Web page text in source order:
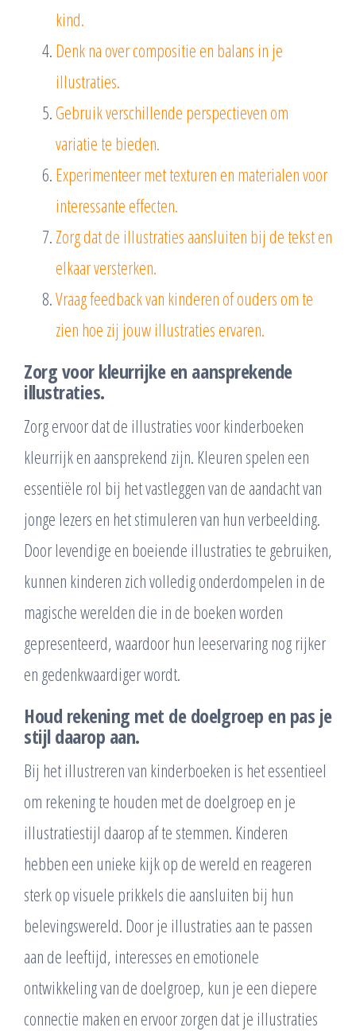
kind.
Denk na over compositie en balans in je
illustraties.
Gebruik verschillende perspectieven om
variatie te bieden.
Experimenteer met texturen en materialen voor
interessante effecten.
Zorg dat de illustraties aansluiten bij de tekst en
elkaar versterken.
Vraag feedback van kinderen of ouders om te
zien hoe zij jouw illustraties ervaren.
Zorg voor kleurrijke en aansprekende
illustraties.
Zorg ervoor dat de illustraties voor kinderboeken
kleurrijk en aansprekend zijn. Kleuren spelen een
essentiële rol bij het vastleggen van de aandacht van
jonge lezers en het stimuleren van hun verbeelding.
Door levendige en boeiende illustraties te gebruiken,
kunnen kinderen zich volledig onderdompelen in de
magische werelden die in de boeken worden
gepresenteerd, waardoor hun leeservaring nog rijker
en gedenkwaardiger wordt.
Houd rekening met de doelgroep en pas je
stijl daarop aan.
Bij het illustreren van kinderboeken is het essentieel
om rekening te houden met de doelgroep en je
illustratiestijl daarop af te stemmen. Kinderen
hebben een unieke kijk op de wereld en reageren
sterk op visuele prikkels die aansluiten bij hun
belevingswereld. Door je illustraties aan te passen
aan de leeftijd, interesses en emotionele
ontwikkeling van de doelgroep, kun je een diepere
connectie maken en ervoor zorgen dat je illustraties